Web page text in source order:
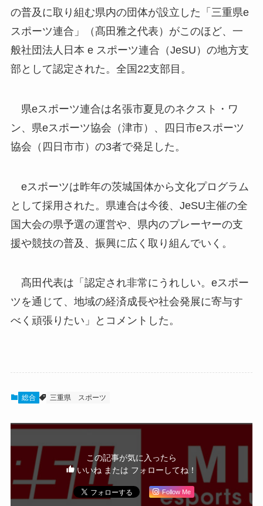
の普及に取り組む県内の団体が設立した「三重県e
スポーツ連合」（髙田雅之代表）がこのほど、一
般社団法人日本 e スポーツ連合（JeSU）の地方支
部として認定された。全国22支部目。
県eスポーツ連合は名張市夏見のネクスト・ワ
ン、県eスポーツ協会（津市）、四日市eスポーツ
協会（四日市市）の3者で発足した。
eスポーツは昨年の茨城国体から文化プログラム
として採用された。県連合は今後、JeSU主催の全
国大会の県予選の運営や、県内のプレーヤーの支
援や競技の普及、振興に広く取り組んでいく。
髙田代表は「認定され非常にうれしい。eスポー
ツを通じて、地域の経済成長や社会発展に寄与す
べく頑張りたい」とコメントした。
総合 三重県 スポーツ
この記事が気に入ったら
いいね または フォローしてね！
Follow Me